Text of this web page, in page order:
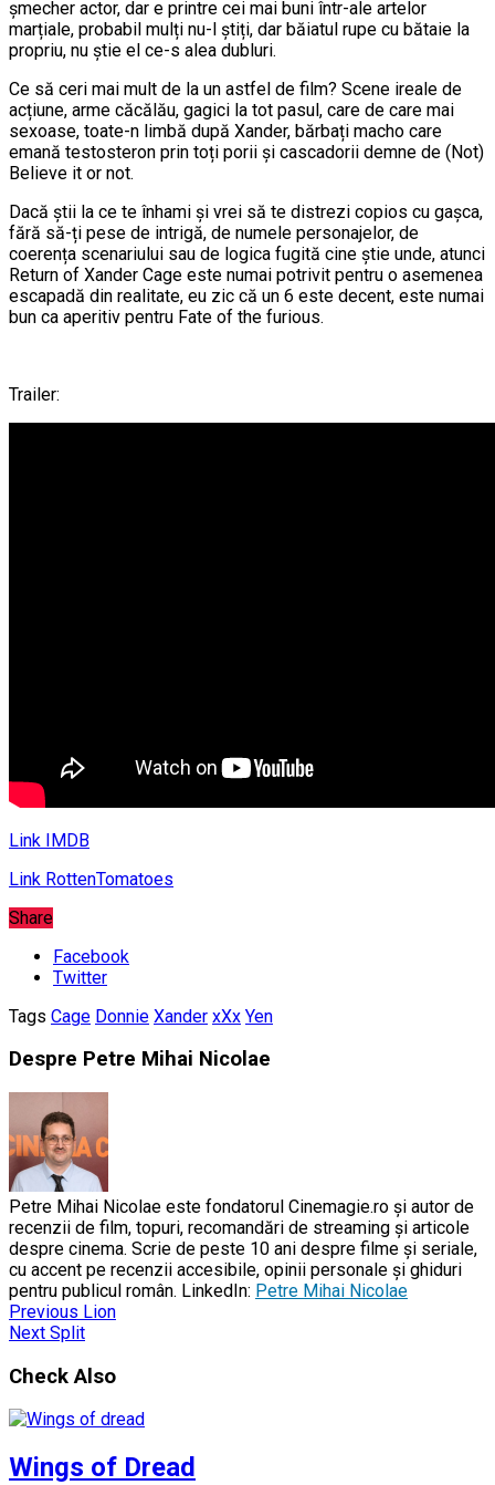
șmecher actor, dar e printre cei mai buni într-ale artelor
marțiale, probabil mulți nu-l știți, dar băiatul rupe cu bătaie la
propriu, nu știe el ce-s alea dubluri.
Ce să ceri mai mult de la un astfel de film? Scene ireale de
acțiune, arme căcălău, gagici la tot pasul, care de care mai
sexoase, toate-n limbă după Xander, bărbați macho care
emană testosteron prin toți porii și cascadorii demne de (Not)
Believe it or not.
Dacă știi la ce te înhami și vrei să te distrezi copios cu gașca,
fără să-ți pese de intrigă, de numele personajelor, de
coerența scenariului sau de logica fugită cine știe unde, atunci
Return of Xander Cage este numai potrivit pentru o asemenea
escapadă din realitate, eu zic că un 6 este decent, este numai
bun ca aperitiv pentru Fate of the furious.
Trailer:
Link IMDB
Link RottenTomatoes
Share
Facebook
Twitter
Tags Cage Donnie Xander xXx Yen
Despre Petre Mihai Nicolae
Petre Mihai Nicolae este fondatorul Cinemagie.ro și autor de
recenzii de film, topuri, recomandări de streaming și articole
despre cinema. Scrie de peste 10 ani despre filme și seriale,
cu accent pe recenzii accesibile, opinii personale și ghiduri
pentru publicul român. LinkedIn: Petre Mihai Nicolae
Previous Lion
Next Split
Check Also
Wings of Dread